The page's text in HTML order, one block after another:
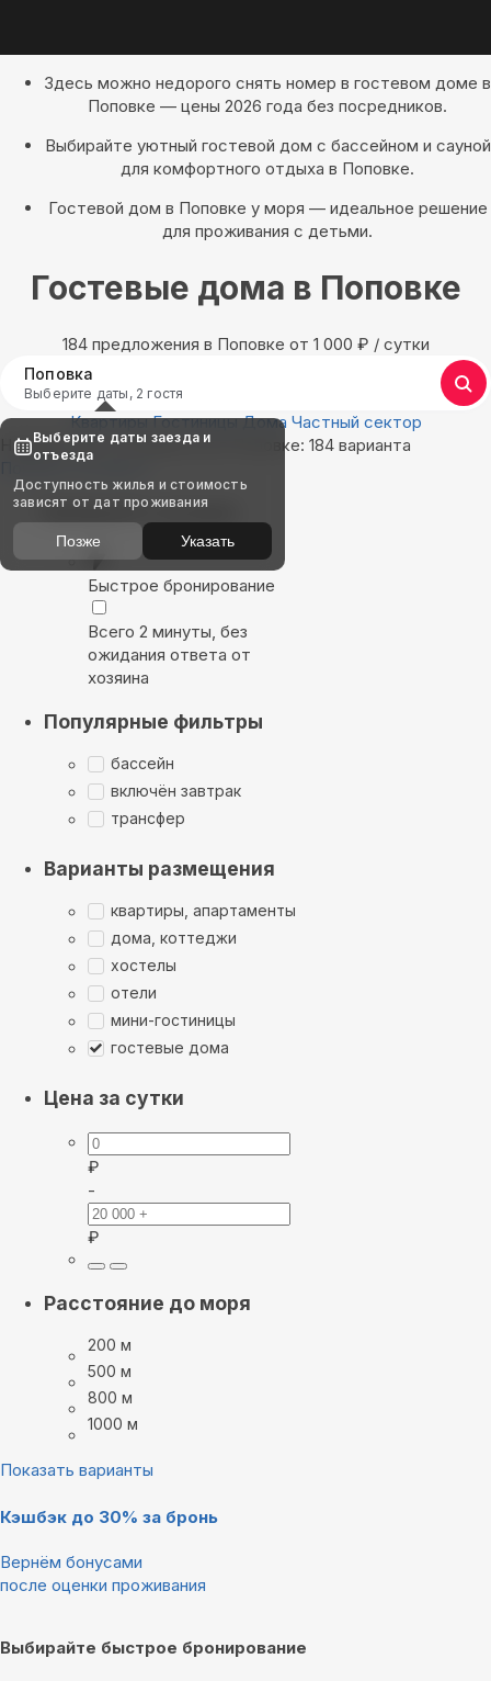
Здесь можно недорого снять номер в гостевом доме в
Поповке — цены 2026 года без посредников.
Выбирайте уютный гостевой дом с бассейном и сауной
для комфортного отдыха в Поповке.
Гостевой дом в Поповке у моря — идеальное решение
для проживания с детьми.
Гостевые дома в Поповке
184 предложения в Поповке oт 1 000 ₽ / сутки
Поповка
Выберите даты, 2 гостя
Квартиры Гостиницы Дома Частный сектор
Найдём, где остановиться в Поповке: 184 варианта
Показать на карте
Выбирайте лучшее
Быстрое бронирование
Всего 2 минуты, без
ожидания ответа от
хозяина
Популярные фильтры
бассейн
включён завтрак
трансфер
Варианты размещения
квартиры, апартаменты
дома, коттеджи
хостелы
отели
мини-гостиницы
гостевые дома
Цена за сутки
₽
-
₽
Расстояние до моря
200 м
500 м
800 м
1000 м
Показать варианты
Кэшбэк до 30% за бронь
Вернём бонусами
после оценки проживания
Выбирайте быстрое бронирование
Выберите даты заезда и
отъезда
Доступность жилья и стоимость
зависят от дат проживания
Позже Указать